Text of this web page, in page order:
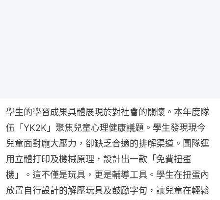
學生的學習成果具體展現於對社會的關懷。本年度隊
伍「YK2K」聚焦兒童心理健康議題。學生發現現今
兒童面對龐大壓力，卻缺乏合適的排解渠道。團隊運
用立體打印及機械原理，設計出一款「免費扭蛋
機」。這不僅是玩具，更是輔導工具。學生在扭蛋內
放置自行設計的解壓玩具及鼓勵字句，讓兒童在輕鬆